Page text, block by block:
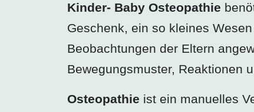
Kinder- Baby Osteopathie
Geschenk, ein so kleines
Beobachtungen der Eltern
Bewegungsmuster, Reaktionen
Osteopathie ist ein manuelles